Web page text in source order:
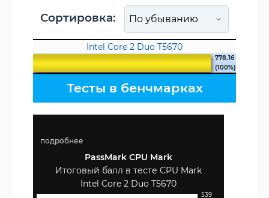
Сортировка:
Intel Core 2 Duo T5670
778.16
(100%)
Тесты в бенчмарках
подробнее
PassMark CPU Mark
Итоговый балл в тесте CPU Mark
Intel Core 2 Duo T5670
539